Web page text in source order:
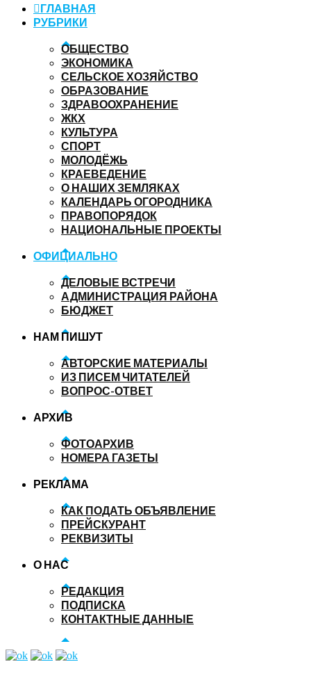
ГЛАВНАЯ
РУБРИКИ
ОБЩЕСТВО
ЭКОНОМИКА
СЕЛЬСКОЕ ХОЗЯЙСТВО
ОБРАЗОВАНИЕ
ЗДРАВООХРАНЕНИЕ
ЖКХ
КУЛЬТУРА
СПОРТ
МОЛОДЁЖЬ
КРАЕВЕДЕНИЕ
О НАШИХ ЗЕМЛЯКАХ
КАЛЕНДАРЬ ОГОРОДНИКА
ПРАВОПОРЯДОК
НАЦИОНАЛЬНЫЕ ПРОЕКТЫ
ОФИЦИАЛЬНО
ДЕЛОВЫЕ ВСТРЕЧИ
АДМИНИСТРАЦИЯ РАЙОНА
БЮДЖЕТ
НАМ ПИШУТ
АВТОРСКИЕ МАТЕРИАЛЫ
ИЗ ПИСЕМ ЧИТАТЕЛЕЙ
ВОПРОС-ОТВЕТ
АРХИВ
ФОТОАРХИВ
НОМЕРА ГАЗЕТЫ
РЕКЛАМА
КАК ПОДАТЬ ОБЪЯВЛЕНИЕ
ПРЕЙСКУРАНТ
РЕКВИЗИТЫ
О НАС
РЕДАКЦИЯ
ПОДПИСКА
КОНТАКТНЫЕ ДАННЫЕ